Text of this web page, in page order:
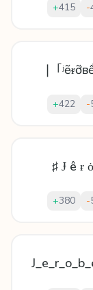
+415 -
❘ ｢
+422 -
♯ Ɉ ê ɍ
+380 -